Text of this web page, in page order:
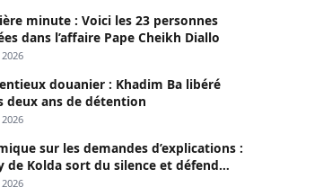
minute : Voici les 23 personnes
dans l’affaire Pape Cheikh Diallo
douanier : Khadim Ba libéré
deux ans de détention
sur les demandes d’explications :
de Kolda sort du silence et défend
Lamine Dianté